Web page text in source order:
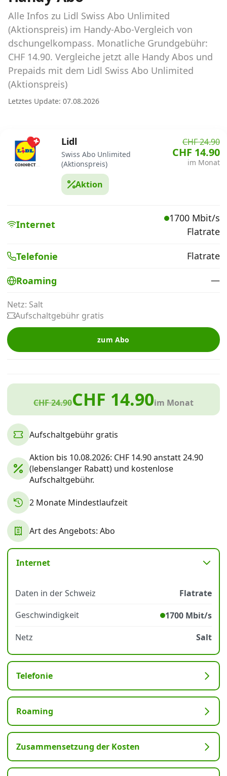
Abos für Tablets, Hotspots und Smart
Watches
Tarifrechner Handy-Abo
Der gute alte Tarifrechner im neuen Design
Infos
Roaming-Tarife abfragen
Handy-Abo-Aktionen
Handy-Abo kündigen oder
Kombi-Angebote
Forum
Über uns
Datenschutz·AGB·Impressum
Alle Infos zu Lidl Swiss Abo Unlimited
(Aktionspreis) im Handy-Abo-Vergleich von
dschungelkompass. Monatliche Grundgebühr:
CHF 14.90. Vergleiche jetzt alle Handy Abos und
Prepaids mit dem Lidl Swiss Abo Unlimited
(Aktionspreis)
Letztes Update: 07.08.2026
Lidl
Swiss Abo Unlimited
(Aktionspreis)
Aktion
CHF 24.90
CHF 14.90
im Monat
Internet
1700 Mbit/s
Flatrate
Telefonie Flatrate
Roaming —
Netz: Salt
Aufschaltgebühr gratis
zum Abo
CHF 24.90CHF 14.90im Monat
Aufschaltgebühr gratis
Aktion bis 10.08.2026: CHF 14.90 anstatt 24.90
(lebenslanger Rabatt) und kostenlose
Aufschaltgebühr.
2 Monate Mindestlaufzeit
Art des Angebots: Abo
Internet
Daten in der Schweiz
Flatrate
Geschwindigkeit
1700 Mbit/s
Netz
Salt
Telefonie
Roaming
Zusammensetzung der Kosten